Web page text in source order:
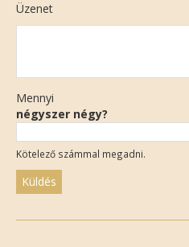
Üzenet
Mennyi
négyszer négy?
Kötelező számmal megadni.